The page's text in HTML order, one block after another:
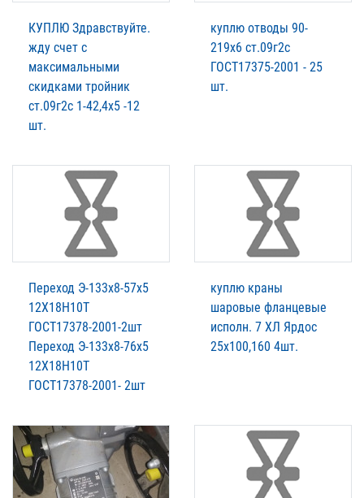
КУПЛЮ Здравствуйте.
жду счет с
максимальными
скидками тройник
ст.09г2с 1-42,4х5 -12
шт.
куплю отводы 90-
219х6 ст.09г2с
ГОСТ17375-2001 - 25
шт.
Переход Э-133х8-57х5
12Х18Н10Т
ГОСТ17378-2001-2шт
Переход Э-133х8-76х5
12Х18Н10Т
ГОСТ17378-2001- 2шт
куплю краны
шаровые фланцевые
исполн. 7 ХЛ Ярдос
25х100,160 4шт.